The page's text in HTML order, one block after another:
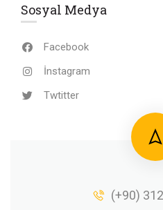
Sosyal Medya
Facebook
İnstagram
Twtitter
(+90)